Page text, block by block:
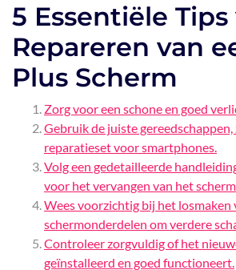
5 Essentiële
Repareren van
Plus Scherm
Zorg voor een schone en goed
Gebruik de juiste gereedschappen,
reparatieset voor smartphones.
Volg een gedetailleerde
voor het vervangen van het
Wees voorzichtig bij het losmaken
schermonderdelen om verdere
Controleer zorgvuldig of het
geïnstalleerd en goed functioneert.